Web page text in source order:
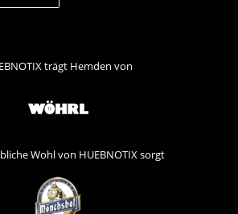
trägt Hemden von
Wohl von HUEBNOTIX sorgt